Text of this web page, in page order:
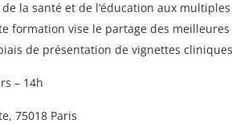
la santé et de l’éducation aux
formation vise le partage des
de présentation de vignettes
– 14h
75018 Paris